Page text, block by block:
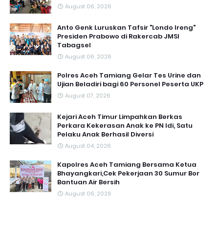
August 06, 2026
Anto Genk Luruskan Tafsir "Londo Ireng"
Presiden Prabowo di Rakercab JMSI
Tabagsel
August 06, 2026
Polres Aceh Tamiang Gelar Tes Urine dan
Ujian Beladiri bagi 60 Personel Peserta UKP
August 07, 2026
Kejari Aceh Timur Limpahkan Berkas
Perkara Kekerasan Anak ke PN Idi, Satu
Pelaku Anak Berhasil Diversi
August 04, 2026
Kapolres Aceh Tamiang Bersama Ketua
Bhayangkari,Cek Pekerjaan 30 Sumur Bor
Bantuan Air Bersih
August 06, 2026